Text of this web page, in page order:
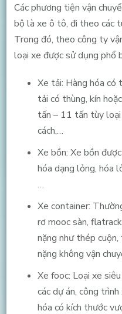
Các phương tiện vận
bộ là xe ô tô, đi theo các
Trong đó, theo công ty
loại xe được sử dụng phổ
Xe tải: Hàng hóa có
tải có thùng, kín
tấn – 11 tấn tùy loại
cách,…
Xe bồn: Xe bồn
hóa dạng lỏng, hóa
…
Xe container:
rơ mooc sàn,
nặng như thép
nặng không vận
Xe fooc: Loại xe
các dự án, công
hóa có kích thước